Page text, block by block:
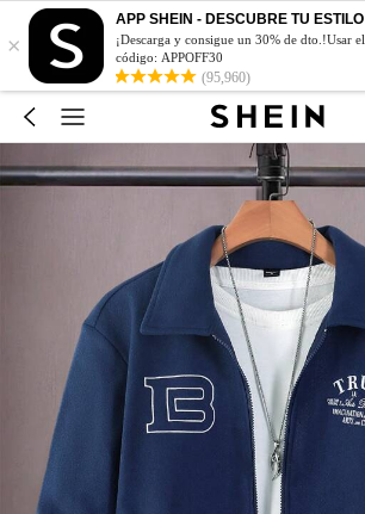
×
APP SHEIN - DESCUBRE TU ESTILO
¡Descarga y consigue un 30% de dto.!Usar el
código: APPOFF30
(95,960)